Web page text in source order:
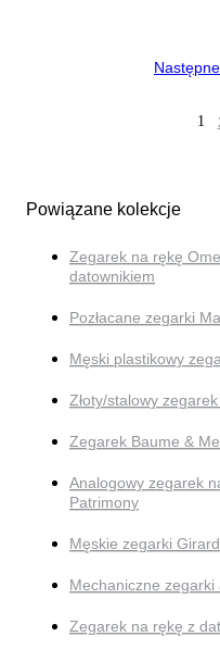
Następne
1
Powiązane kolekcje
Zegarek na rękę
datownikiem
Pozłacane zegarki
Męski plastikowy
Złoty/stalowy
Zegarek Baume &
Analogowy zegarek
Patrimony
Męskie zegarki
Mechaniczne
Zegarek na rękę z